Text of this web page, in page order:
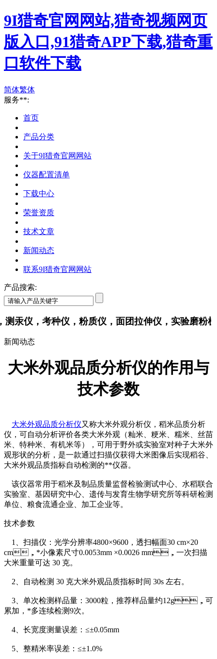
9I猎奇官网网站,猎奇视频网页
版入口,91猎奇APP下载,猎奇重
口软件下载
简体繁体
服务**:
首页
产品分类
关于9I猎奇官网网站
仪器配置清单
下载中心
荣誉资质
技术文章
新闻动态
联系9I猎奇官网网站
产品搜索:
，考种仪，粉质仪，面团拉伸仪，实验磨粉机
新闻动态
大米外观品质分析仪的作用与
技术参数
大米外观品质分析仪又称大米外观分析仪，稻米品质分析
仪，可自动分析评价各类大米外观（籼米、粳米、糯米、丝苗
米、特种米、有机米等），可用于野外或实验室对种子大米外
观形状的分析，是一款通过扫描仪获得大米图像后实现稻谷、
大米外观品质指标自动检测的**仪器。
该仪器常用于稻米及制品质量监督检验测试中心、水稻联合
实验室、基因研究中心、遗传与发育生物学研究所等科研检测
单位、粮食流通企业、加工企业等。
技术参数
1、扫描仪：光学分辨率4800×9600，透扫幅面30 cm×20
cm，*小像素尺寸0.0053mm ×0.0026 mm，一次扫描
大米重量可达 30 克。
2、自动检测 30 克大米外观品质指标时间 30s 左右。
3、单次检测样品量：3000粒，推荐样品量约12g，可
累加，*多连续检测9次。
4、长宽度测量误差：≤±0.05mm
5、整精米率误差：≤±1.0%